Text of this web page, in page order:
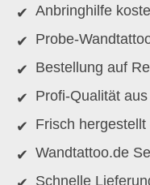
Anbringhilfe
Probe-
Bestellung auf
Profi-Qualität
Frisch
Wandtattoo.de
Schnelle